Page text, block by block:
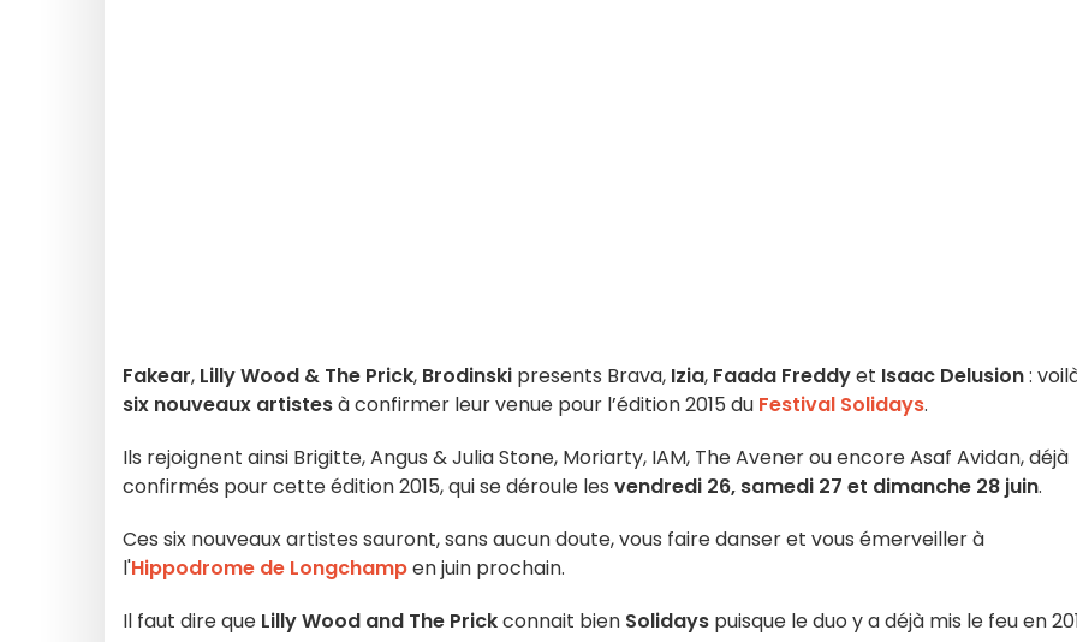
Fakear, Lilly Wood & The Prick, Brodinski presents Brava, Izia, Faada Freddyet Isaac Delusion:
six nouveaux artistesà confirmer leur venue pour l’édition 2015 du Festival Solidays.
Ils rejoignent ainsi Brigitte, Angus & Julia Stone, Moriarty, IAM, The Avener ou encore Asaf Avidan, déjà
confirmés pour cette édition 2015, qui se déroule les vendredi 26, samedi 27 et dimanche 28 juin.
Ces six nouveaux artistes sauront, sans aucun doute, vous faire danser et vous émerveiller à
l'Hippodrome de Longchampen juin prochain.
Il faut dire que Lilly Wood and The Prickconnait bien Solidays puisque le duo y a déjà mis le feu en